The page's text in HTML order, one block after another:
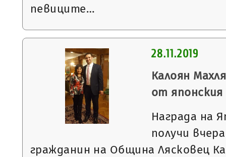
певиците…
28.11.2019
Калоян
от японския
Награда на
получи
гражданин на Община Лясковец